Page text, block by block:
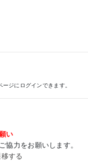
ジにログインできます。
い
協力をお願いします。
する